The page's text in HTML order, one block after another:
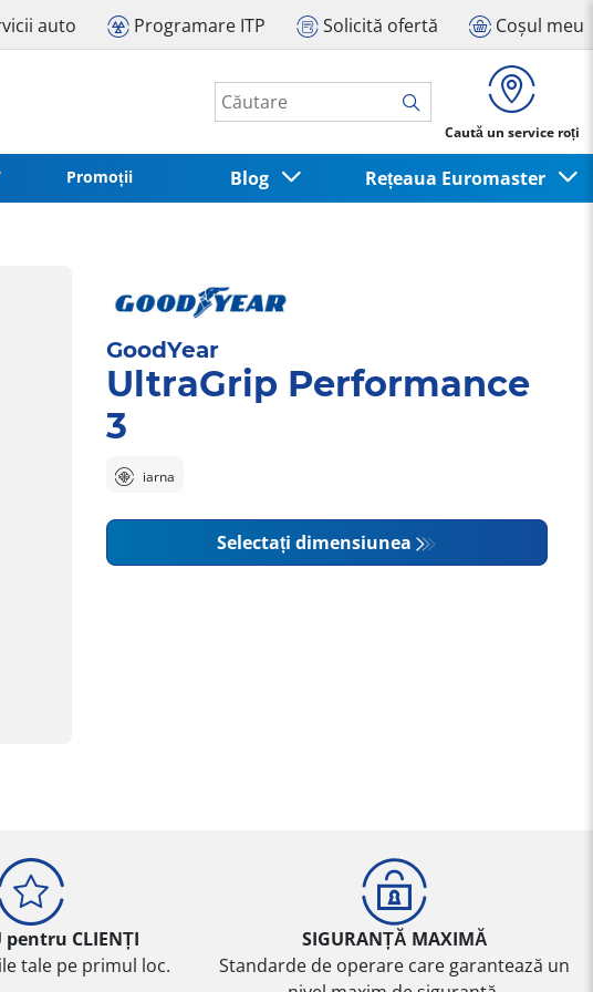
auto Programare ITP Solicită ofertă Coșul meu
Caută un service roți
Promoții Blog Rețeaua Euromaster
GoodYear
UltraGrip Performance
3
iarna
Selectați dimensiunea
pentru CLIENȚI
tale pe primul loc.
SIGURANȚĂ MAXIMĂ
Standarde de operare care garantează un